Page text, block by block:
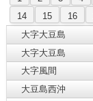
14
15 16
大字大豆島
大字大豆島
大字風間
大豆島西沖